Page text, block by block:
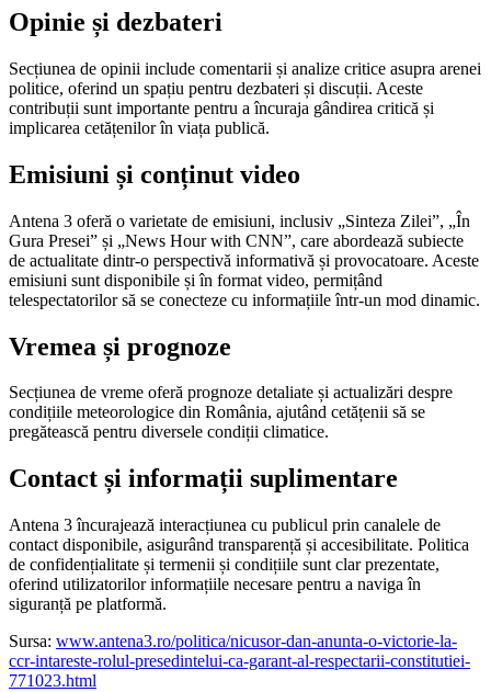
Opinie și dezbateri
Secțiunea de opinii include comentarii și analize critice asupra arenei
politice, oferind un spațiu pentru dezbateri și discuții. Aceste
contribuții sunt importante pentru a încuraja gândirea critică și
implicarea cetățenilor în viața publică.
Emisiuni și conținut video
Antena 3 oferă o varietate de emisiuni, inclusiv „Sinteza Zilei”, „În
Gura Presei” și „News Hour with CNN”, care abordează subiecte
de actualitate dintr-o perspectivă informativă și provocatoare. Aceste
emisiuni sunt disponibile și în format video, permițând
telespectatorilor să se conecteze cu informațiile într-un mod dinamic.
Vremea și prognoze
Secțiunea de vreme oferă prognoze detaliate și actualizări despre
condițiile meteorologice din România, ajutând cetățenii să se
pregătească pentru diversele condiții climatice.
Contact și informații suplimentare
Antena 3 încurajează interacțiunea cu publicul prin canalele de
contact disponibile, asigurând transparență și accesibilitate. Politica
de confidențialitate și termenii și condițiile sunt clar prezentate,
oferind utilizatorilor informațiile necesare pentru a naviga în
siguranță pe platformă.
Sursa: www.antena3.ro/politica/nicusor-dan-anunta-o-victorie-la-
ccr-intareste-rolul-presedintelui-ca-garant-al-respectarii-constitutiei-
771023.html